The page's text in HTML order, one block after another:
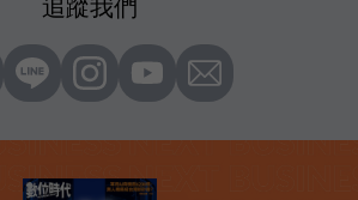
追蹤我們